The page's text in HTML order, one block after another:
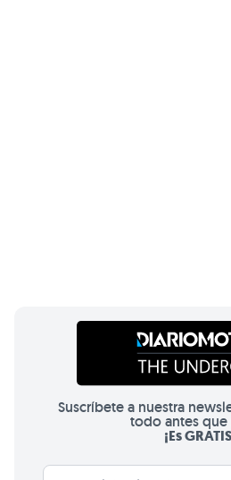
Suscríbete a nuestra
todo antes que
¡Es